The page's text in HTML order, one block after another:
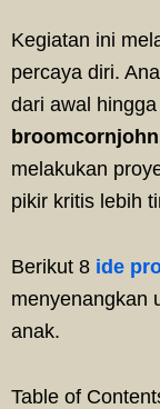
Kegiatan ini
percaya diri.
dari awal
melakukan
pikir kritis lebih
Berikut 8 ide
menyenangkan
anak.
Table of